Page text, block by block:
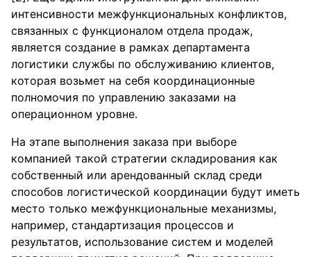
интенсивности межфункциональных конфликтов,
связанных с функционалом отдела продаж,
является создание в рамках департамента
логистики службы по обслуживанию клиентов,
которая возьмет на себя координационные
полномочия по управлению заказами на
операционном уровне.
На этапе выполнения заказа при выборе
компанией такой стратегии складирования как
собственный или арендованный склад среди
способов логистической координации будут иметь
место только межфункциональные механизмы,
например, стандартизация процессов и
результатов, использование систем и моделей